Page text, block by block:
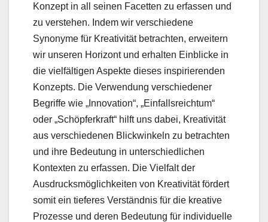
Konzept in all seinen Facetten zu erfassen und
zu verstehen. Indem wir verschiedene
Synonyme für Kreativität betrachten, erweitern
wir unseren Horizont und erhalten Einblicke in
die vielfältigen Aspekte dieses inspirierenden
Konzepts. Die Verwendung verschiedener
Begriffe wie „Innovation“, „Einfallsreichtum“
oder „Schöpferkraft“ hilft uns dabei, Kreativität
aus verschiedenen Blickwinkeln zu betrachten
und ihre Bedeutung in unterschiedlichen
Kontexten zu erfassen. Die Vielfalt der
Ausdrucksmöglichkeiten von Kreativität fördert
somit ein tieferes Verständnis für die kreative
Prozesse und deren Bedeutung für individuelle